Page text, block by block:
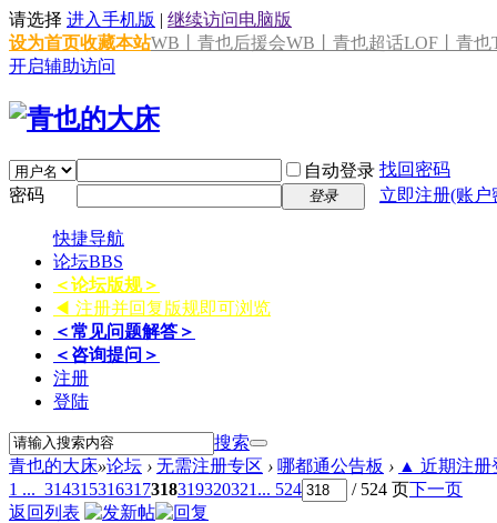
请选择 进入手机版 | 继续访问电脑版
设为首页收藏本站WB丨青也后援会WB丨青也超话LOF丨青也
开启辅助访问
自动登录 找回密码
密码
登录 立即注册(账
快捷导航
论坛BBS
＜论坛版规＞
◀ 注册并回复版规即可浏览
＜常见问题解答＞
＜咨询提问＞
注册
登陆
搜索
青也的大床»论坛 › 无需注册专区 › 哪都通公告板 › ▲ 近期注册
1 ... 314315316317318319320321 ... 524 / 524 页下一页
返回列表